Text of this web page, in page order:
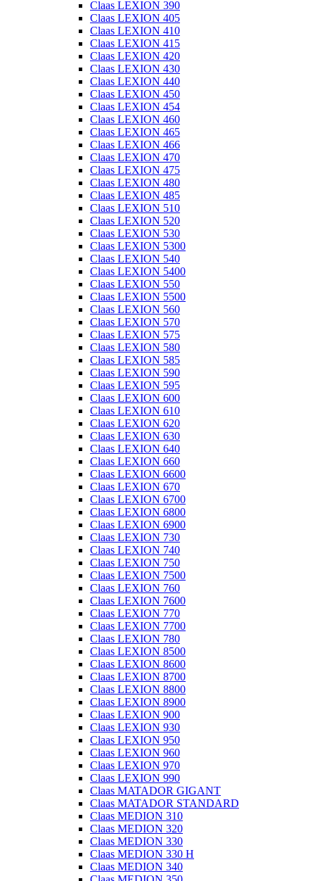
Claas LEXION 390
Claas LEXION 405
Claas LEXION 410
Claas LEXION 415
Claas LEXION 420
Claas LEXION 430
Claas LEXION 440
Claas LEXION 450
Claas LEXION 454
Claas LEXION 460
Claas LEXION 465
Claas LEXION 466
Claas LEXION 470
Claas LEXION 475
Claas LEXION 480
Claas LEXION 485
Claas LEXION 510
Claas LEXION 520
Claas LEXION 530
Claas LEXION 5300
Claas LEXION 540
Claas LEXION 5400
Claas LEXION 550
Claas LEXION 5500
Claas LEXION 560
Claas LEXION 570
Claas LEXION 575
Claas LEXION 580
Claas LEXION 585
Claas LEXION 590
Claas LEXION 595
Claas LEXION 600
Claas LEXION 610
Claas LEXION 620
Claas LEXION 630
Claas LEXION 640
Claas LEXION 660
Claas LEXION 6600
Claas LEXION 670
Claas LEXION 6700
Claas LEXION 6800
Claas LEXION 6900
Claas LEXION 730
Claas LEXION 740
Claas LEXION 750
Claas LEXION 7500
Claas LEXION 760
Claas LEXION 7600
Claas LEXION 770
Claas LEXION 7700
Claas LEXION 780
Claas LEXION 8500
Claas LEXION 8600
Claas LEXION 8700
Claas LEXION 8800
Claas LEXION 8900
Claas LEXION 900
Claas LEXION 930
Claas LEXION 950
Claas LEXION 960
Claas LEXION 970
Claas LEXION 990
Claas MATADOR GIGANT
Claas MATADOR STANDARD
Claas MEDION 310
Claas MEDION 320
Claas MEDION 330
Claas MEDION 330 H
Claas MEDION 340